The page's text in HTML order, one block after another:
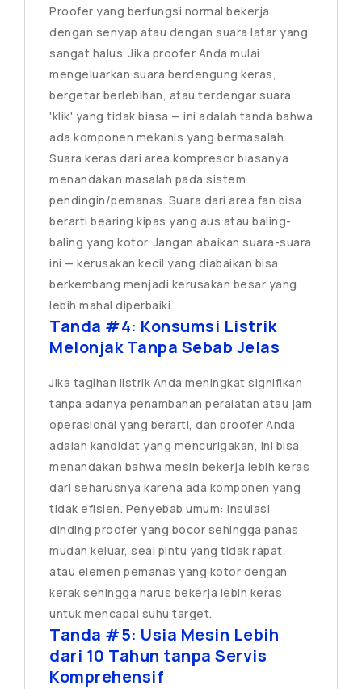
Proofer yang berfungsi normal bekerja
dengan senyap atau dengan suara latar yang
sangat halus. Jika proofer Anda mulai
mengeluarkan suara berdengung keras,
bergetar berlebihan, atau terdengar suara
'klik' yang tidak biasa — ini adalah tanda bahwa
ada komponen mekanis yang bermasalah.
Suara keras dari area kompresor biasanya
menandakan masalah pada sistem
pendingin/pemanas. Suara dari area fan bisa
berarti bearing kipas yang aus atau baling-
baling yang kotor. Jangan abaikan suara-suara
ini — kerusakan kecil yang diabaikan bisa
berkembang menjadi kerusakan besar yang
lebih mahal diperbaiki.
Tanda #4: Konsumsi Listrik
Melonjak Tanpa Sebab Jelas
Jika tagihan listrik Anda meningkat signifikan
tanpa adanya penambahan peralatan atau jam
operasional yang berarti, dan proofer Anda
adalah kandidat yang mencurigakan, ini bisa
menandakan bahwa mesin bekerja lebih keras
dari seharusnya karena ada komponen yang
tidak efisien. Penyebab umum: insulasi
dinding proofer yang bocor sehingga panas
mudah keluar, seal pintu yang tidak rapat,
atau elemen pemanas yang kotor dengan
kerak sehingga harus bekerja lebih keras
untuk mencapai suhu target.
Tanda #5: Usia Mesin Lebih
dari 10 Tahun tanpa Servis
Komprehensif